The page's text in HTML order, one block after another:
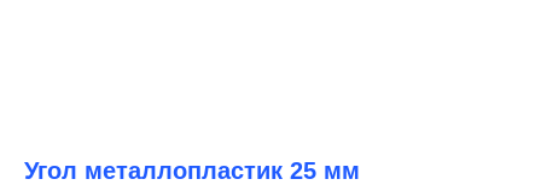
Угол металлопластик 25 мм